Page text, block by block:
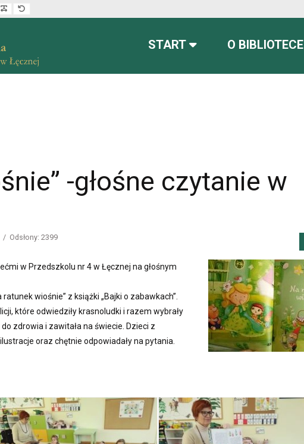
mode
font
larger font
Make font more readable
START O BIBLIOTECE
-głośne czytanie w
Odsłony: 2399
w Przedszkolu nr 4 w Łęcznej na głośnym
wiośnie” z książki „Bajki o zabawkach”.
które odwiedziły krasnoludki i razem wybrały
zdrowia i zawitała na świecie. Dzieci z
oraz chętnie odpowiadały na pytania.